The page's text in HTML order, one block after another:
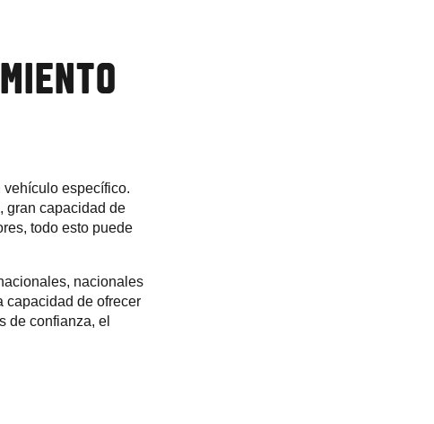
vehículo específico.
gran capacidad de
todo esto puede
nacionales
capacidad de ofrecer
de confianza, el